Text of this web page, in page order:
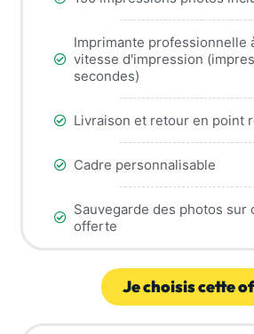
Imprimante professionnelle
vitesse d'impression
secondes)
Livraison et retour en point
Cadre personnalisable
Sauvegarde des photos sur
offerte
Je choisis cette